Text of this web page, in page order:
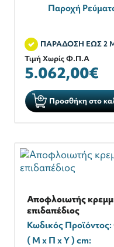
Παροχή
ΠΑΡΑΔΟΣΗ ΕΩΣ 2
Τιμή Χωρίς Φ.Π.Α
5.062,00€
Προσθήκη στο
Αποφλοιωτής
επιδαπέδιος
Κωδικός Προϊόντος:
( M x Π x Y ) cm: